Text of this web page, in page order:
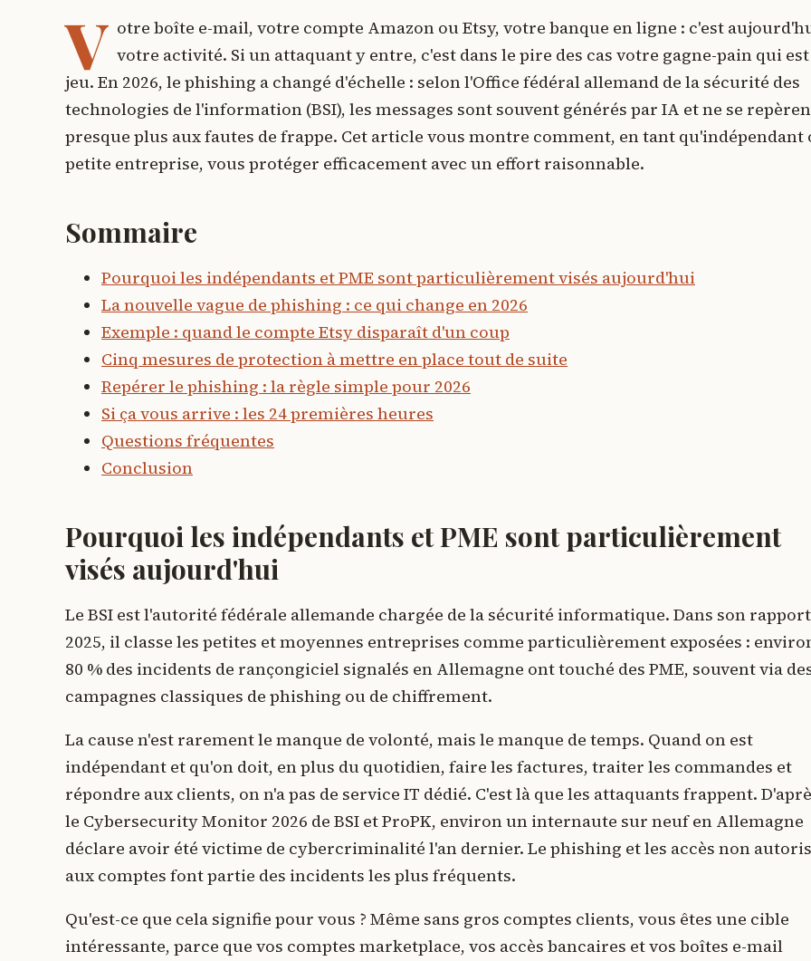
V otre boîte e-mail, votre compte Amazon ou Etsy, votre banque en ligne : c'est
votre activité. Si un attaquant y entre, c'est dans le pire des cas votre gagne-pain qui
jeu. En 2026, le phishing a changé d'échelle : selon l'Office fédéral allemand de la sécurité des
technologies de l'information (BSI), les messages sont souvent générés par IA et ne se
presque plus aux fautes de frappe. Cet article vous montre comment, en tant qu'indépendant
petite entreprise, vous protéger efficacement avec un effort raisonnable.
Sommaire
Pourquoi les indépendants et PME sont particulièrement visés aujourd'hui
La nouvelle vague de phishing : ce qui change en 2026
Exemple : quand le compte Etsy disparaît d'un coup
Cinq mesures de protection à mettre en place tout de suite
Repérer le phishing : la règle simple pour 2026
Si ça vous arrive : les 24 premières heures
Questions fréquentes
Conclusion
Pourquoi les indépendants et PME sont particulièrement
visés aujourd'hui
Le BSI est l'autorité fédérale allemande chargée de la sécurité informatique. Dans son rapport
2025, il classe les petites et moyennes entreprises comme particulièrement exposées :
80 % des incidents de rançongiciel signalés en Allemagne ont touché des PME, souvent via
campagnes classiques de phishing ou de chiffrement.
La cause n'est rarement le manque de volonté, mais le manque de temps. Quand on est
indépendant et qu'on doit, en plus du quotidien, faire les factures, traiter les commandes et
répondre aux clients, on n'a pas de service IT dédié. C'est là que les attaquants frappent.
le Cybersecurity Monitor 2026 de BSI et ProPK, environ un internaute sur neuf en Allemagne
déclare avoir été victime de cybercriminalité l'an dernier. Le phishing et les accès non
aux comptes font partie des incidents les plus fréquents.
Qu'est-ce que cela signifie pour vous ? Même sans gros comptes clients, vous êtes une cible
intéressante, parce que vos comptes marketplace, vos accès bancaires et vos boîtes e-mail